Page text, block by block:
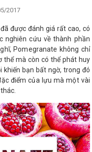
2017
được đánh giá rất cao, có
nghiên cứu về thành phần
Pomegranate không chỉ
thể mà còn có thể phát huy
bạn bất ngờ, trong đó
điểm của lựu mà một vài